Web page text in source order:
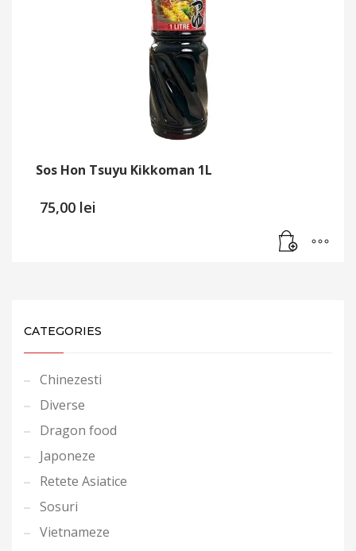
Sos Hon Tsuyu Kikkoman 1L
75,00 lei
CATEGORIES
Chinezesti
Diverse
Dragon food
Japoneze
Retete Asiatice
Sosuri
Vietnameze